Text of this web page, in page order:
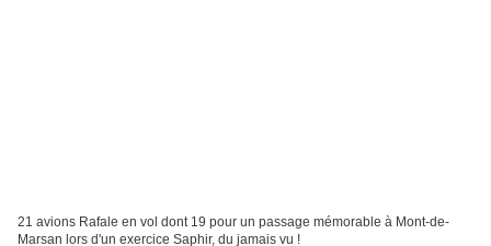
21 avions Rafale en vol dont 19 pour un passage mémorable à Mont-de-
Marsan lors d'un exercice Saphir, du jamais vu !